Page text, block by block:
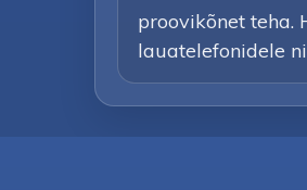
proovikõnet teha.
lauatelefonidele